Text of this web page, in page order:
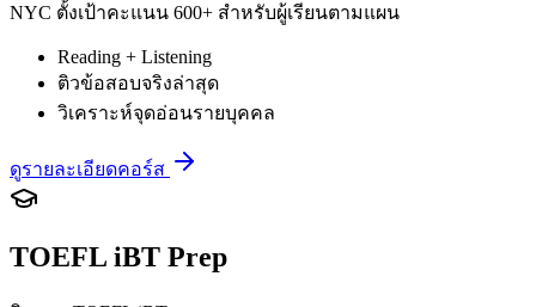
NYC ตั้งเป้าคะแนน 600+ สำหรับผู้เรียนตามแผน
Reading + Listening
ติวข้อสอบจริงล่าสุด
วิเคราะห์จุดอ่อนรายบุคคล
ดูรายละเอียดคอร์ส
TOEFL iBT Prep